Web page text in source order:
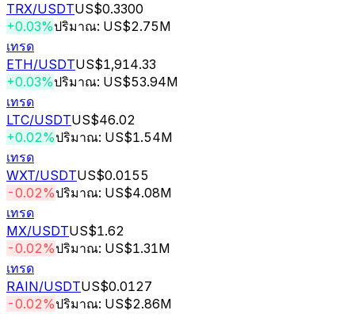
TRX/USDTUS$0.3300
+0.03%ปริมาณ: US$2.75M
เทรด
ETH/USDTUS$1,914.33
+0.03%ปริมาณ: US$53.94M
เทรด
LTC/USDTUS$46.02
+0.02%ปริมาณ: US$1.54M
เทรด
WXT/USDTUS$0.0155
-0.02%ปริมาณ: US$4.08M
เทรด
MX/USDTUS$1.62
-0.02%ปริมาณ: US$1.31M
เทรด
RAIN/USDTUS$0.0127
-0.02%ปริมาณ: US$2.86M